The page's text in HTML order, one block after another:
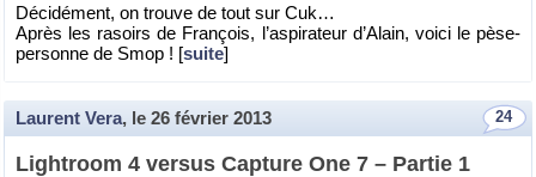
Dé­ci­dé­ment, on trouve de tout sur Cuk…
Après les ra­soirs de Fran­çois, l’as­pi­ra­teur d’Alain, voici le pèse-
per­sonne de Smop ! [suite]
24
Laurent Vera, le 26 février 2013
Ligh­troom 4 ver­sus Cap­ture One 7 – Par­tie 1